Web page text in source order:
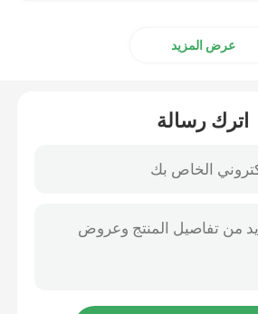
عرض المزيد
اترك رسالة